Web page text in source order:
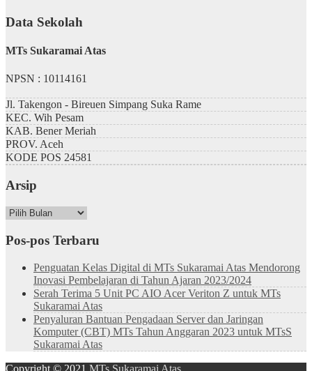
Data Sekolah
MTs Sukaramai Atas
NPSN : 10114161
Jl. Takengon - Bireuen Simpang Suka Rame
KEC. Wih Pesam
KAB. Bener Meriah
PROV. Aceh
KODE POS 24581
Arsip
Arsip
Pos-pos Terbaru
Penguatan Kelas Digital di MTs Sukaramai Atas Mendorong
Inovasi Pembelajaran di Tahun Ajaran 2023/2024
Serah Terima 5 Unit PC AIO Acer Veriton Z untuk MTs
Sukaramai Atas
Penyaluran Bantuan Pengadaan Server dan Jaringan
Komputer (CBT) MTs Tahun Anggaran 2023 untuk MTsS
Sukaramai Atas
Copyright © 2021 MTs Sukaramai Atas